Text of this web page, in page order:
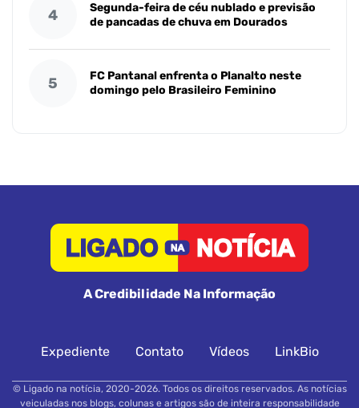
4
Segunda-feira de céu nublado e previsão
de pancadas de chuva em Dourados
5
FC Pantanal enfrenta o Planalto neste
domingo pelo Brasileiro Feminino
A Credibilidade Na Informação
Expediente Contato Vídeos LinkBio
© Ligado na notícia, 2020-2026. Todos os direitos reservados. As notícias
veiculadas nos blogs, colunas e artigos são de inteira responsabilidade